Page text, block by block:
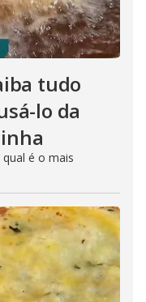
tudo
lo da
é o mais